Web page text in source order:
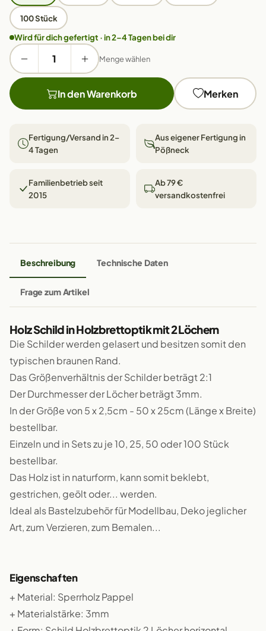
100 Stück
Wird für dich gefertigt · in 2–4 Tagen bei dir
Menge wählen
In den Warenkorb Merken
Fertigung/Versand in 2–
4 Tagen
Aus eigener Fertigung in
Pößneck
Familienbetrieb seit
2015
Ab 79 €
versandkostenfrei
Beschreibung Technische Daten
Frage zum Artikel
Holz Schild in Holzbrettoptik mit 2 Löchern
Die Schilder werden gelasert und besitzen somit den
typischen braunen Rand.
Das Größenverhältnis der Schilder beträgt 2:1
Der Durchmesser der Löcher beträgt 3mm.
In der Größe von 5 x 2,5cm - 50 x 25cm (Länge x Breite)
bestellbar.
Einzeln und in Sets zu je 10, 25, 50 oder 100 Stück
bestellbar.
Das Holz ist in naturform, kann somit beklebt,
gestrichen, geölt oder... werden.
Ideal als Bastelzubehör für Modellbau, Deko jeglicher
Art, zum Verzieren, zum Bemalen...
Eigenschaften
+ Material: Sperrholz Pappel
+ Materialstärke: 3mm